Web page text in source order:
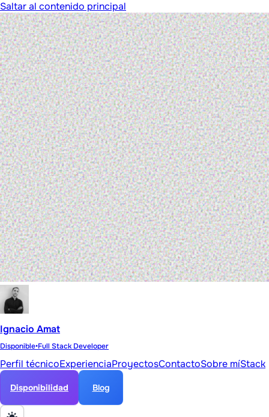
Saltar al contenido principal
Ignacio Amat
Disponible•Full Stack Developer
Perfil técnicoExperienciaProyectosContactoSobre míStack
Disponibilidad Blog